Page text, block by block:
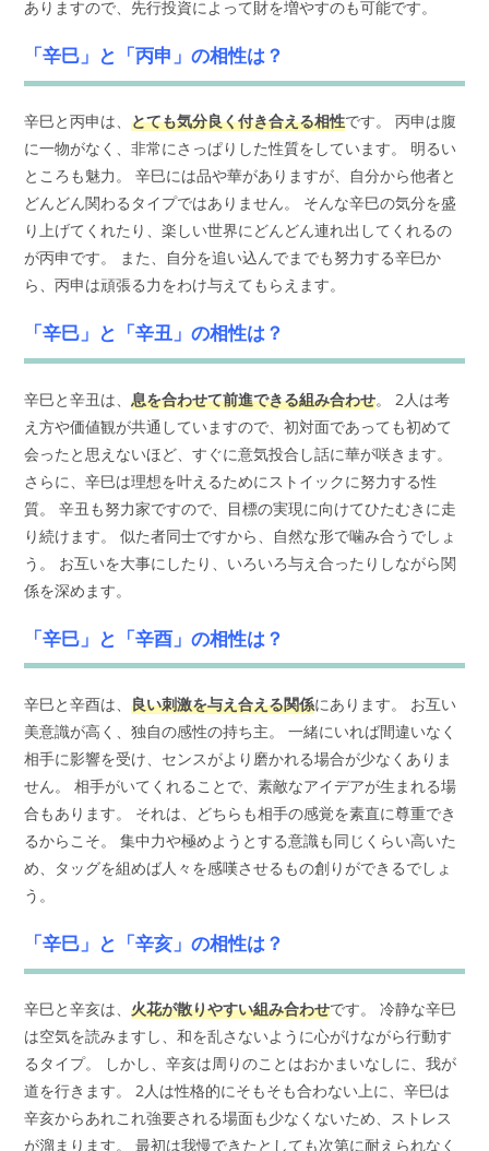
ありますので、先行投資によって財を増やすのも可能です。
「辛巳」と「丙申」の相性は？
辛巳と丙申は、とても気分良く付き合える相性です。 丙申は腹
に一物がなく、非常にさっぱりした性質をしています。 明るい
ところも魅力。 辛巳には品や華がありますが、自分から他者と
どんどん関わるタイプではありません。 そんな辛巳の気分を盛
り上げてくれたり、楽しい世界にどんどん連れ出してくれるの
が丙申です。 また、自分を追い込んでまでも努力する辛巳か
ら、丙申は頑張る力をわけ与えてもらえます。
「辛巳」と「辛丑」の相性は？
辛巳と辛丑は、息を合わせて前進できる組み合わせ。 2人は考
え方や価値観が共通していますので、初対面であっても初めて
会ったと思えないほど、すぐに意気投合し話に華が咲きます。
さらに、辛巳は理想を叶えるためにストイックに努力する性
質。 辛丑も努力家ですので、目標の実現に向けてひたむきに走
り続けます。 似た者同士ですから、自然な形で噛み合うでしょ
う。 お互いを大事にしたり、いろいろ与え合ったりしながら関
係を深めます。
「辛巳」と「辛酉」の相性は？
辛巳と辛酉は、良い刺激を与え合える関係にあります。 お互い
美意識が高く、独自の感性の持ち主。 一緒にいれば間違いなく
相手に影響を受け、センスがより磨かれる場合が少なくありま
せん。 相手がいてくれることで、素敵なアイデアが生まれる場
合もあります。 それは、どちらも相手の感覚を素直に尊重でき
るからこそ。 集中力や極めようとする意識も同じくらい高いた
め、タッグを組めば人々を感嘆させるもの創りができるでしょ
う。
「辛巳」と「辛亥」の相性は？
辛巳と辛亥は、火花が散りやすい組み合わせです。 冷静な辛巳
は空気を読みますし、和を乱さないように心がけながら行動す
るタイプ。 しかし、辛亥は周りのことはおかまいなしに、我が
道を行きます。 2人は性格的にそもそも合わない上に、辛巳は
辛亥からあれこれ強要される場面も少なくないため、ストレス
が溜まります。 最初は我慢できたとしても次第に耐えられなく